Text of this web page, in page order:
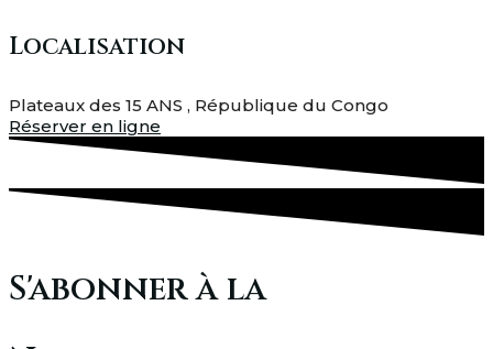
Localisation
Plateaux des 15 ANS , République du Congo
Réserver en ligne
S'abonner à la